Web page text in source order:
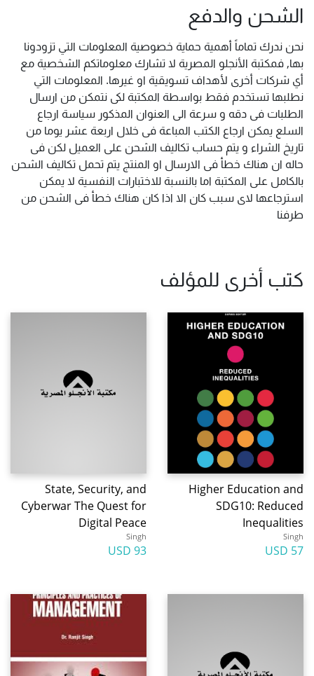
الشحن والدفع
نحن ندرك تماماً أهمية حماية خصوصية المعلومات التي تزودونا
بها, فمكتبة الأنجلو المصرية لا تشارك معلوماتكم الشخصية مع
أي شركات أخرى لأهداف تسويقية او غيرها. المعلومات التي
نطلبها تستخدم فقط بواسطة المكتبة لكى نتمكن من ارسال
الطلبات فى دقه و سرعة الى العنوان المذكور سياسة ارجاع
السلع يمكن ارجاع الكتب المباعة فى خلال اربعة عشر يوما من
تاريخ الشراء و يتم حساب تكاليف الشحن على العميل لكن فى
حاله ان هناك خطأ فى الارسال او المنتج يتم تحمل تكاليف الشحن
بالكامل على المكتبة اما بالنسبة للاختبارات النفسية لا يمكن
استرجاعها لاى سبب كان الا اذا كان هناك خطأ فى الشحن من
طرفنا
كتب أخرى للمؤلف
Higher Education and
SDG10: Reduced
Inequalities
Singh
57 USD
State, Security, and
Cyberwar The Quest for
Digital Peace
Singh
93 USD